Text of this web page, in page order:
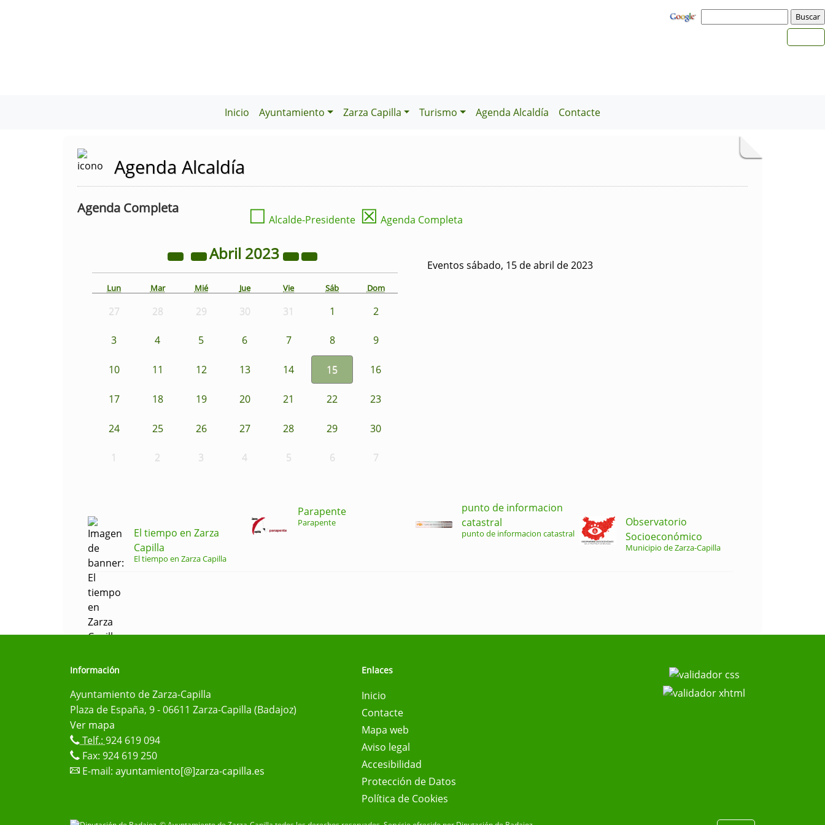
Inicio Ayuntamiento Zarza Capilla Turismo Agenda Alcaldía Contacte
Agenda Alcaldía
Agenda Completa ☐ Alcalde-Presidente ☒ Agenda Completa
Abril 2023
Lun Mar Mié Jue Vie Sáb Dom
27 28 29 30 31 1 2
3 4 5 6 7 8 9
10 11 12 13 14 15 16
17 18 19 20 21 22 23
24 25 26 27 28 29 30
1 2 3 4 5 6 7
Eventos sábado, 15 de abril de 2023
El tiempo en Zarza
Capilla
El tiempo en Zarza Capilla
Parapente
Parapente
punto de informacion
catastral
punto de informacion catastral
Observatorio
Socioeconómico
Municipio de Zarza-Capilla
Información
Ayuntamiento de Zarza-Capilla
Plaza de España, 9 - 06611 Zarza-Capilla (Badajoz)
Ver mapa
Telf.: 924 619 094
Fax: 924 619 250
E-mail: ayuntamiento[@]zarza-capilla.es
Enlaces
Inicio
Contacte
Mapa web
Aviso legal
Accesibilidad
Protección de Datos
Política de Cookies